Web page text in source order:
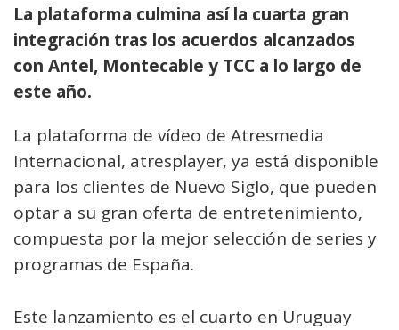
La plataforma culmina así la cuarta gran
integración tras los acuerdos alcanzados
con Antel, Montecable y TCC a lo largo de
este año.
La plataforma de vídeo de Atresmedia
Internacional, atresplayer, ya está disponible
para los clientes de Nuevo Siglo, que pueden
optar a su gran oferta de entretenimiento,
compuesta por la mejor selección de series y
programas de España.
Este lanzamiento es el cuarto en Uruguay